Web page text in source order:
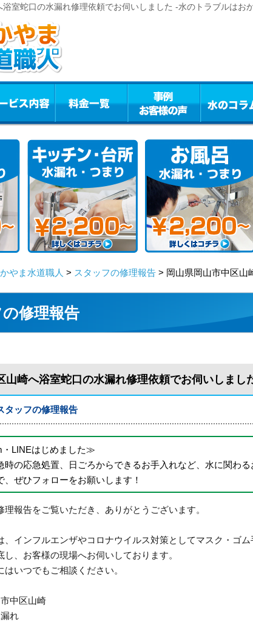
室蛇口の水漏れ修理依頼でお伺いしました -水のトラブルはお
やま水道職人 > スタッフの修理報告 > 岡山県岡山市中区山
修理報告
山崎へ浴室蛇口の水漏れ修理依頼でお伺いしまし
タッフの修理報告
LINEはじめました≫
時の応急処置、日ごろからできるお手入れなど、水に関わる
ぜひフォローをお願いします！
報告をご覧いただき、ありがとうございます。
、インフルエンザやコロナウイルス対策としてマスク・ゴム
、お客様の現場へお伺いしております。
いつでもご相談ください。
中区山崎
れ